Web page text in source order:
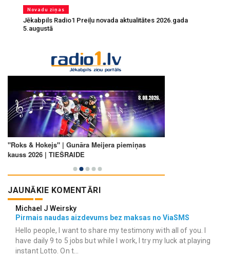
Novadu ziņas
Jēkabpils Radio1 Preiļu novada aktualitātes 2026.gada
5.augustā
JAUNĀKIE KOMENTĀRI
Michael J Weirsky
Pirmais naudas aizdevums bez maksas no ViaSMS
Hello people, I want to share my testimony with all of you. I
have daily 9 to 5 jobs but while I work, I try my luck at playing
instant Lotto. On t...